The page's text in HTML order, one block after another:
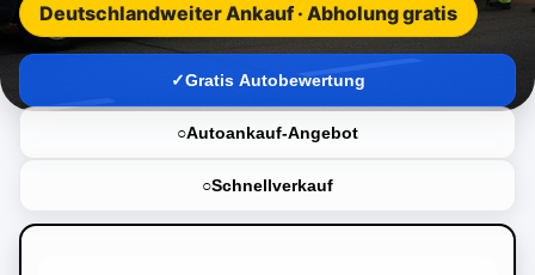
Deutschlandweiter Ankauf · Abholung gratis
Gratis Autobewertung
Autoankauf-Angebot
Schnellverkauf